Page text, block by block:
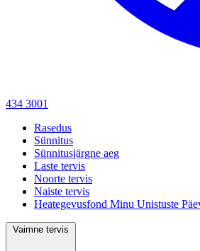
434 3001
Rasedus
Sünnitus
Sünnitusjärgne aeg
Laste tervis
Noorte tervis
Naiste tervis
Heategevusfond Minu Unistuste
Vaimne tervis